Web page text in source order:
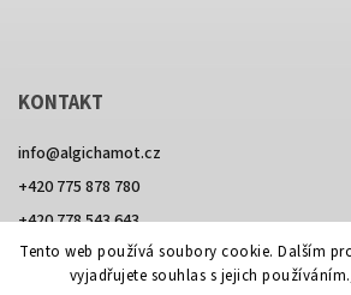
Tento web používá soubory cookie. Dalším
vyjadřujete souhlas s jejich používáním.
KONTAKT
info@algichamot.cz
+420 775 878 780
+420 778 543 643